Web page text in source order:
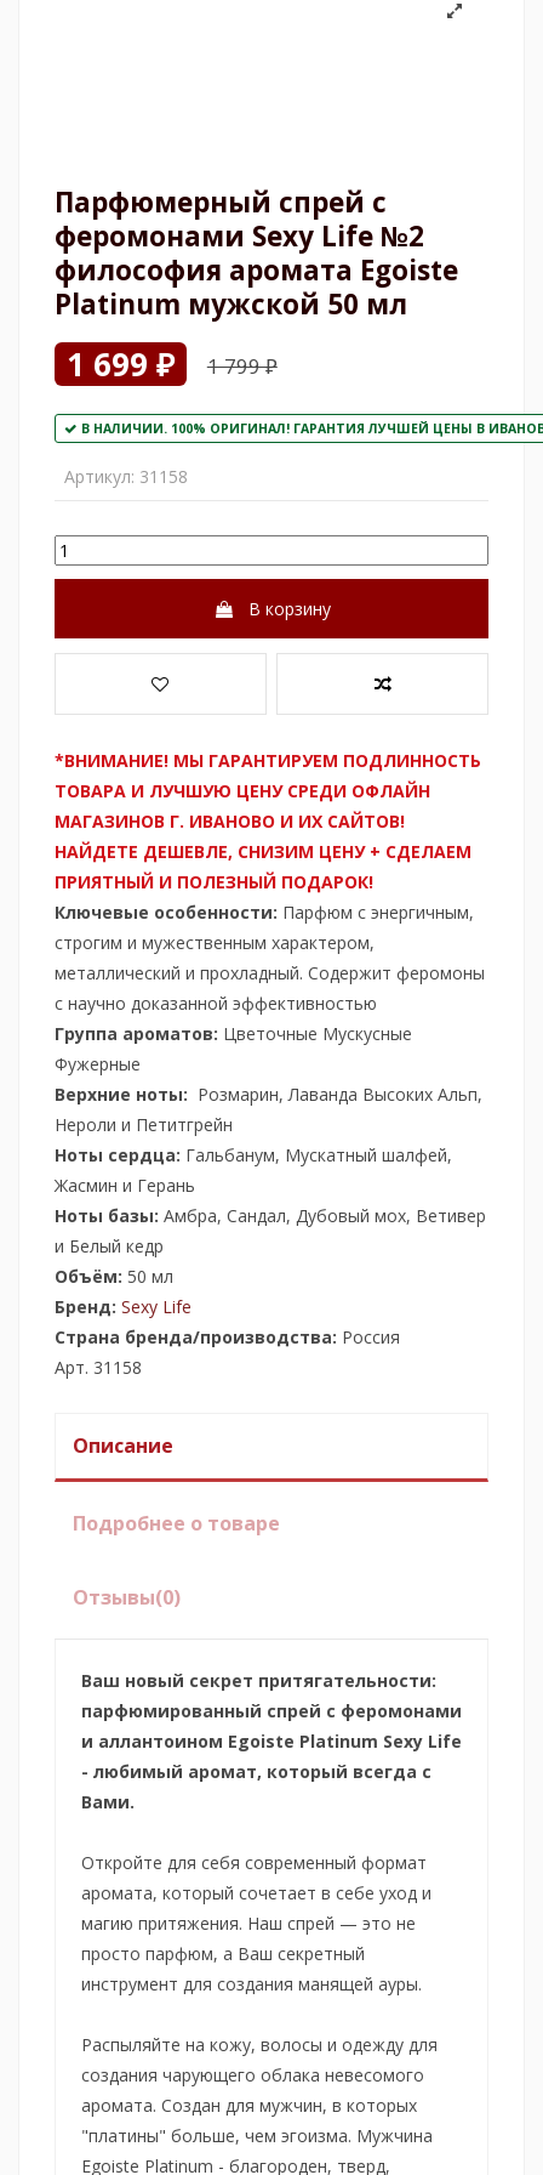
Парфюмерный спрей с
феромонами Sexy Life №2
философия аромата Egoiste
Platinum мужской 50 мл
1 699 ₽ 1 799 ₽
В НАЛИЧИИ. 100% ОРИГИНАЛ! ГАРАНТИЯ ЛУЧШЕЙ ЦЕНЫ В
Артикул: 31158
В корзину
*ВНИМАНИЕ! МЫ ГАРАНТИРУЕМ ПОДЛИННОСТЬ
ТОВАРА И ЛУЧШУЮ ЦЕНУ СРЕДИ ОФЛАЙН
МАГАЗИНОВ Г. ИВАНОВО И ИХ САЙТОВ!
НАЙДЕТЕ ДЕШЕВЛЕ, СНИЗИМ ЦЕНУ + СДЕЛАЕМ
ПРИЯТНЫЙ И ПОЛЕЗНЫЙ ПОДАРОК!
Ключевые особенности: Парфюм с энергичным,
строгим и мужественным характером,
металлический и прохладный. Содержит феромоны
с научно доказанной эффективностью
Группа ароматов: Цветочные Мускусные
Фужерные
Верхние ноты: Розмарин, Лаванда Высоких Альп,
Нероли и Петитгрейн
Ноты сердца: Гальбанум, Мускатный шалфей,
Жасмин и Герань
Ноты базы: Амбра, Сандал, Дубовый мох, Ветивер
и Белый кедр
Объём: 50 мл
Бренд: Sexy Life
Страна бренда/производства: Россия
Арт. 31158
Описание
Подробнее о товаре
Отзывы(0)
Ваш новый секрет притягательности:
парфюмированный спрей с феромонами
и аллантоином Egoiste Platinum Sexy Life
- любимый аромат, который всегда с
Вами.
Откройте для себя современный формат
аромата, который сочетает в себе уход и
магию притяжения. Наш спрей — это не
просто парфюм, а Ваш секретный
инструмент для создания манящей ауры.
Распыляйте на кожу, волосы и одежду для
создания чарующего облака невесомого
аромата. Создан для мужчин, в которых
"платины" больше, чем эгоизма. Мужчина
Egoiste Platinum - благороден, тверд,